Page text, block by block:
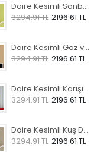
Daire Kesimli Sonbahar ve Kelebekli Dekoratif Ahşap Çerçeveli Ayna
3294.91 TL 2196.61 TL
Daire Kesimli Göz ve Kelebekli Dekoratif Ahşap Çerçeveli Ayna
3294.91 TL 2196.61 TL
Daire Kesimli Karışık Renkler ve Kelebekli Dekoratif Ahşap Çerçeveli Ayna
3294.91 TL 2196.61 TL
Daire Kesimli Kuş Desenli ve Kelebekli Dekoratif Ahşap Çerçeveli Ayna
3294.91 TL 2196.61 TL